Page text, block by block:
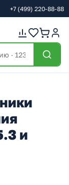
+7 (499) 220-88-88
и